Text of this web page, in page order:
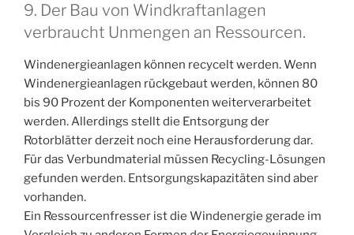
9. Der Bau von Windkraftanlagen
verbraucht Unmengen an Ressourcen.
Windenergieanlagen können recycelt werden. Wenn
Windenergieanlagen rückgebaut werden, können 80
bis 90 Prozent der Komponenten weiterverarbeitet
werden. Allerdings stellt die Entsorgung der
Rotorblätter derzeit noch eine Herausforderung dar.
Für das Verbundmaterial müssen Recycling-Lösungen
gefunden werden. Entsorgungskapazitäten sind aber
vorhanden.
Ein Ressourcenfresser ist die Windenergie gerade im